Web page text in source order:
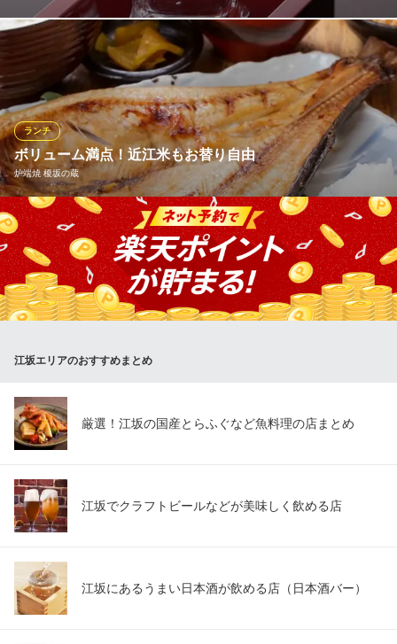
おすすめランチメニュー
ランチ1
890円(税込)
ランチ2
950円(税込)
パスタランチ
1,050円(税込)
ランチメニューをもっと見る
江坂フィッシュカンパニー
厳選食材のイタリアン
大阪メトロ御堂筋線江坂駅 徒歩5分
大阪府吹田市広芝町5-37
当店のドリンクは、すべて“魚をもっと旨くする”ためのラインナッ
プ！キレのある生ビールや食中酒として優秀なハイボールはもち
ろん、特に力を入れているのが日本酒です♪鮮魚の旨みを引き立て
る銘柄を中心に、季節ごとのおすすめもご用意◎刺身、焼、揚げ
――料理に合わせて選ぶ楽しさも味わえます！
江坂海鮮食堂 はなれ おーうえすと
海鮮居酒屋！昼宴会に◎
大阪メトロ御堂筋線江坂駅 徒歩2分
大阪府吹田市江坂町1-22-10 梓ビル1F
ボリューム満点！近江米もお替り自由
炉端焼 榎坂の蔵
ランチ
お米は近江米でもちろんお替り無料。お味噌汁は何杯でも。さら
に小鉢には「ねばりっこだしとろろ」がついて、ご飯にかけると1
杯で二度おいしい！メインは、唐揚げ、お刺身、大ほっけ、ぶり
のカマ焼き、焼きサバ、もちろん日替わりもございます！日替わ
り定食は650円（税込）～。この嬉しい内容でお弁当も始めまし
た。
おすすめランチメニュー
5個 650円(税込)
ぶりのカマ焼定食
650円(税込)
お刺身定食
750円(税込)
炉端焼 榎坂の蔵
新鮮魚介の炉端焼
大阪メトロ御堂筋線江坂駅 徒歩5分
江坂エリアのおすすめまとめ
厳選！江坂の国産とらふぐなど魚料理の店まとめ
江坂でクラフトビールなどが美味しく飲める店
江坂にあるうまい日本酒が飲める店（日本酒バー）